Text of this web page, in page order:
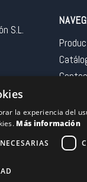
S.L.
la experiencia del
Más información